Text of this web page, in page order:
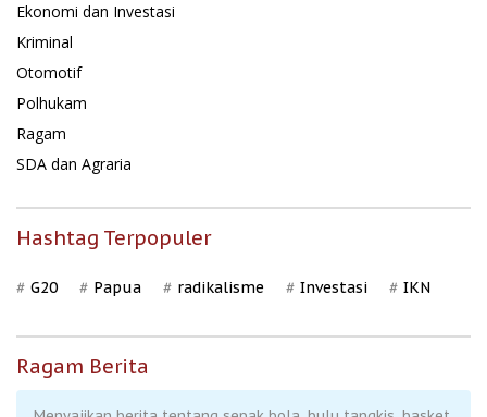
Ekonomi dan Investasi
Kriminal
Otomotif
Polhukam
Ragam
SDA dan Agraria
Hashtag Terpopuler
G20 Papua radikalisme Investasi IKN
Ragam Berita